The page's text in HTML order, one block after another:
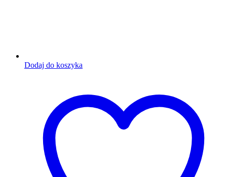
Dodaj do koszyka